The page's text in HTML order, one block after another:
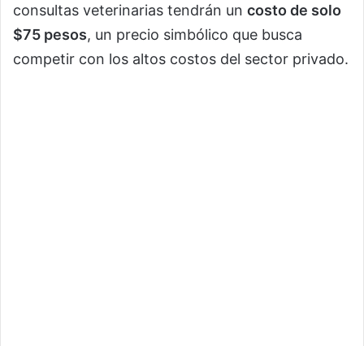
consultas veterinarias tendrán un costo de solo
$75 pesos, un precio simbólico que busca
competir con los altos costos del sector privado.